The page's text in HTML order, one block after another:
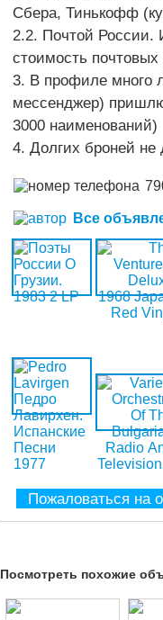
Сбера, Тинькофф
2.2. Почтой России.
стоимость почтовых
3. В профиле много
мессенджер)
3000 наименований)
4. Долгих броней не
Все
Пожаловаться на
Посмотреть похожие